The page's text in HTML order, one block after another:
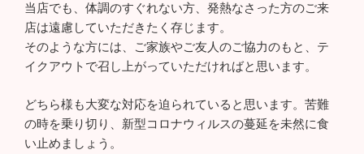
当店でも、体調のすぐれない方、発熱なさった方のご来
店は遠慮していただきたく存じます。
そのような方には、ご家族やご友人のご協力のもと、テ
イクアウトで召し上がっていただければと思います。
どちら様も大変な対応を迫られていると思います。苦難
の時を乗り切り、新型コロナウィルスの蔓延を未然に食
い止めましょう。